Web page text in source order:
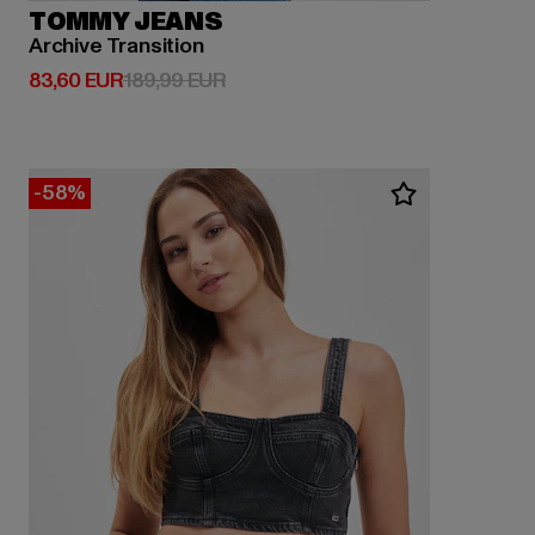
TOMMY JEANS
Archive Transition
83,60 EUR
Derzeitiger Preis: 83,60 EUR
189,99 EURAktionspreis: 189,99 EUR
-58%